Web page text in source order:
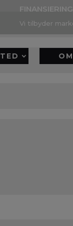
FINANSIERING
Vi tilbyder